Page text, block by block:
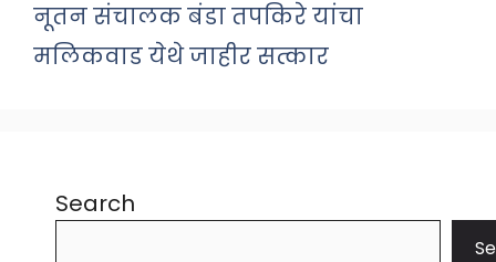
नूतन संचालक बंडा तपकिरे यांचा
मलिकवाड येथे जाहीर सत्कार
Search